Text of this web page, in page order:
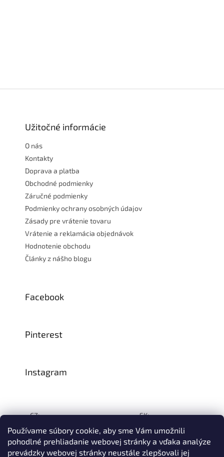
Používame súbory cookie, aby sme Vám umožnili
pohodlné prehliadanie webovej stránky a vďaka analýze
prevádzky webovej stránky neustále zlepšovali jej
Užitočné informácie
O nás
Kontakty
Doprava a platba
Obchodné podmienky
Záručné podmienky
Podmienky ochrany osobných údajov
Zásady pre vrátenie tovaru
Vrátenie a reklamácia objednávok
Hodnotenie obchodu
Články z nášho blogu
Facebook
Pinterest
Instagram
CZ: SK: